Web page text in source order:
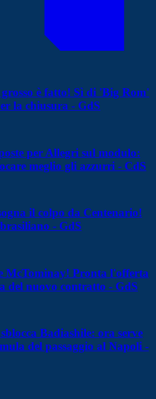
è fatto! Sì di 'Big Rom'
la chiusura - GdS
per Allegri sul modulo:
meglio gli azzurri - CdS
il colpo da Centenario!
- GdS
McTominay! Pronta l'offerta
del nuovo contratto - GdS
Badiashile: ora serve
del passaggio al Napoli -